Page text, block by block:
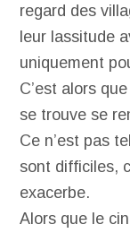
regard des
leur lassitude
uniquement
C’est alors
se trouve se
Ce n’est pas
sont difficiles,
exacerbe.
Alors que le